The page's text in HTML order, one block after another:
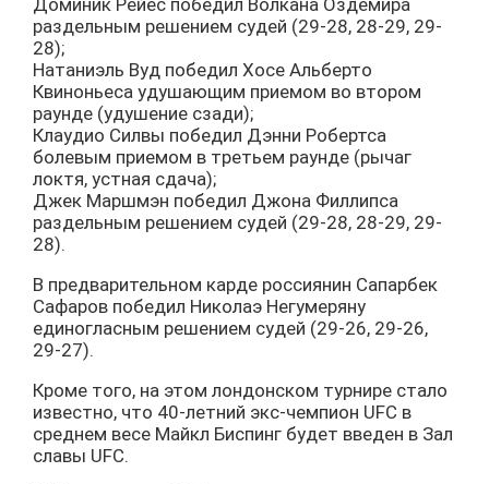
Доминик Рейес победил Волкана Оздемира
раздельным решением судей (29-28, 28-29, 29-
28);
Натаниэль Вуд победил Хосе Альберто
Квиноньеса удушающим приемом во втором
раунде (удушение сзади);
Клаудио Силвы победил Дэнни Робертса
болевым приемом в третьем раунде (рычаг
локтя, устная сдача);
Джек Маршмэн победил Джона Филлипса
раздельным решением судей (29-28, 28-29, 29-
28).
В предварительном карде россиянин Сапарбек
Сафаров победил Николаэ Негумеряну
единогласным решением судей (29-26, 29-26,
29-27).
Кроме того, на этом лондонском турнире стало
известно, что 40-летний экс-чемпион UFC в
среднем весе Майкл Биспинг будет введен в Зал
славы UFC.